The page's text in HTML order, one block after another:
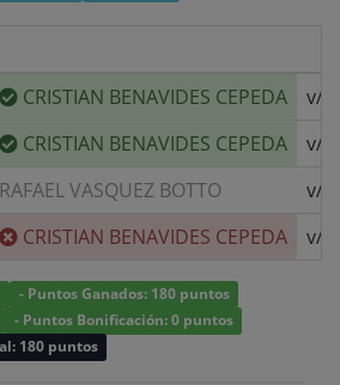
CRISTIAN BENAVIDES CEPEDA
v/s
CRISTIAN BENAVIDES CEPEDA
v/s
RAFAEL VASQUEZ BOTTO
v/s
CRISTIAN BENAVIDES CEPEDA v/s
- Puntos Ganados: 180 puntos
- Puntos Bonificación: 0 puntos
180 puntos